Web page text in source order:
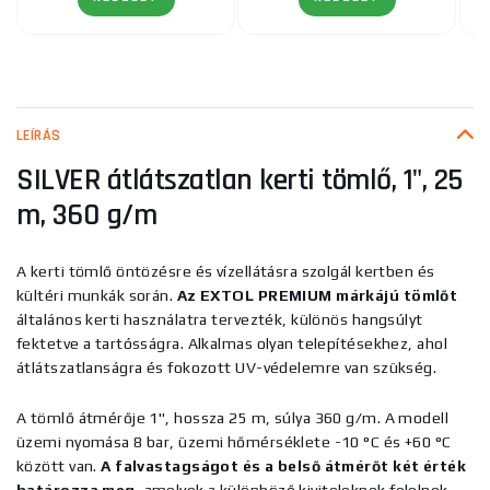
LEÍRÁS
SILVER átlátszatlan kerti tömlő, 1", 25
m, 360 g/m
A kerti tömlő öntözésre és vízellátásra szolgál kertben és
kültéri munkák során. Az EXTOL PREMIUM márkájú tömlőt
általános kerti használatra tervezték, különös hangsúlyt
fektetve a tartósságra. Alkalmas olyan telepítésekhez, ahol
átlátszatlanságra és fokozott UV-védelemre van szükség.
A tömlő átmérője 1", hossza 25 m, súlya 360 g/m. A modell
üzemi nyomása 8 bar, üzemi hőmérséklete -10 °C és +60 °C
között van.A falvastagságot és a belső átmérőt két érték